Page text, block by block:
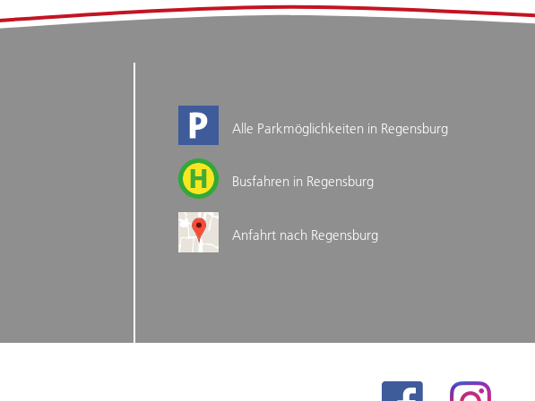
Alle Parkmöglichkeiten in Regensburg
Busfahren in Regensburg
Anfahrt nach Regensburg